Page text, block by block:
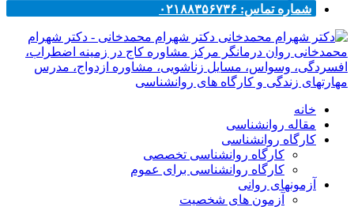
شماره تماس: ۰۲۱۸۸۳۵۶۷۳۶
دکتر شهرام محمدخانی - دکتر شهرام
محمدخانی روان درمانگر مرکز مشاوره کاج در زمینه اضطراب،
افسردگی، وسواس، مسایل زناشویی، مشاوره ازدواج، مدرس
مهارتهای زندگی و کارگاه های روانشناسی
خانه
مقاله روانشناسی
کارگاه روانشناسی
کارگاه روانشناسی تخصصی
کارگاه روانشناسی برای عموم
آزمونهای روانی
آزمون های شخصیت